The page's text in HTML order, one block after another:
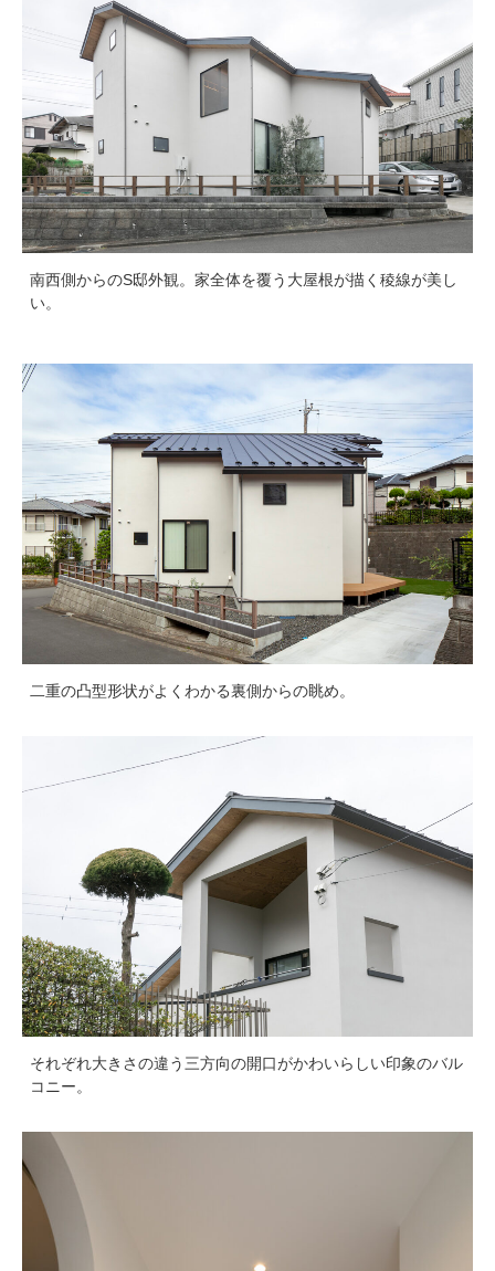
南西側からのS邸外観。家全体を覆う大屋根が描く稜線が美し
い。
二重の凸型形状がよくわかる裏側からの眺め。
それぞれ大きさの違う三方向の開口がかわいらしい印象のバル
コニー。